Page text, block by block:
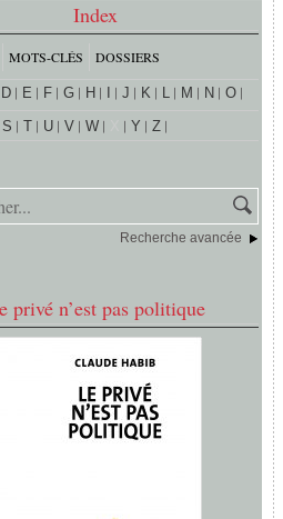
Index
MOTS-CLÉS DOSSIERS
D E F G H J K L M N
O
S T U V W Y Z
Recherche avancée
privé n’est pas politique